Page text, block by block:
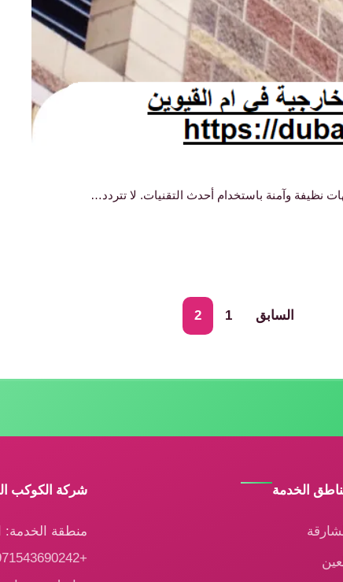
وآمنة باستخدام أحدث التقنيات. لا تتردد…
السابق 1
2
الخدمة شركة الكوكب
منطقة الخدمة:
+971543690242